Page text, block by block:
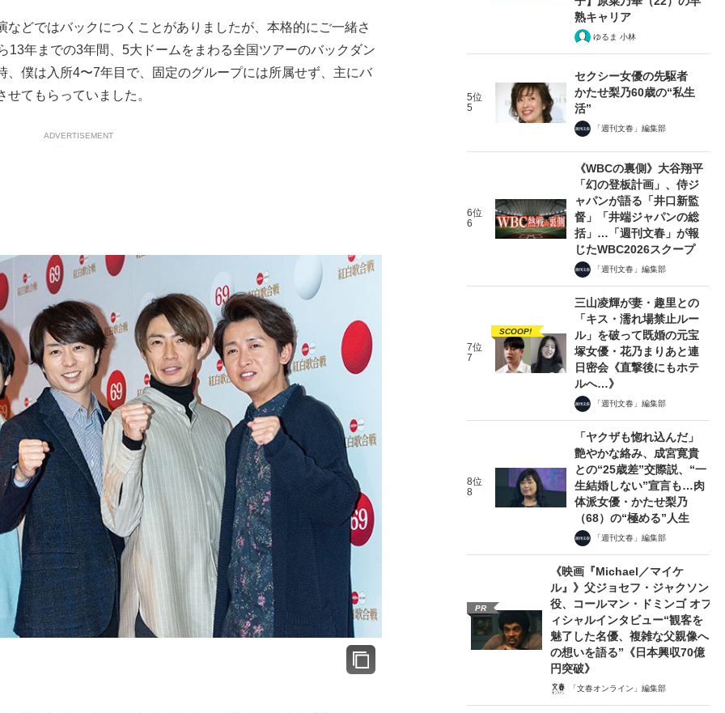
どではバックにつくことがありましたが、本格的にご一緒さ
13年までの3年間、5大ドームをまわる全国ツアーのバックダン
、僕は入所4〜7年目で、固定のグループには所属せず、主にバ
てもらっていました。
ADVERTISEMENT
熟キャリア
ゆるま 小林
5位
5
セクシー女優の先駆者
かたせ梨乃60歳の“私生
活”
「週刊文春」編集部
6位
6
《WBCの裏側》大谷翔平
「幻の登板計画」、侍ジ
ャパンが語る「井口新監
督」「井端ジャパンの総
括」…「週刊文春」が報
じたWBC2026スクープ
「週刊文春」編集部
7位
7
SCOOP!
三山凌輝が妻・趣里との
「キス・濡れ場禁止ルー
ル」を破って既婚の元宝
塚女優・花乃まりあと連
日密会《直撃後にもホテ
ルへ…》
「週刊文春」編集部
8位
8
「ヤクザも惚れ込んだ」
艶やかな絡み、成宮寛貴
との“25歳差”交際説、“一
生結婚しない”宣言も…肉
体派女優・かたせ梨乃
（68）の“極める”人生
「週刊文春」編集部
PR
《映画『Michael／マイケ
ル』》父ジョセフ・ジャクソン
役、コールマン・ドミンゴ オフ
ィシャルインタビュー“観客を
魅了した名優、複雑な父親像へ
の想いを語る”《日本興収70億
円突破》
「文春オンライン」編集部